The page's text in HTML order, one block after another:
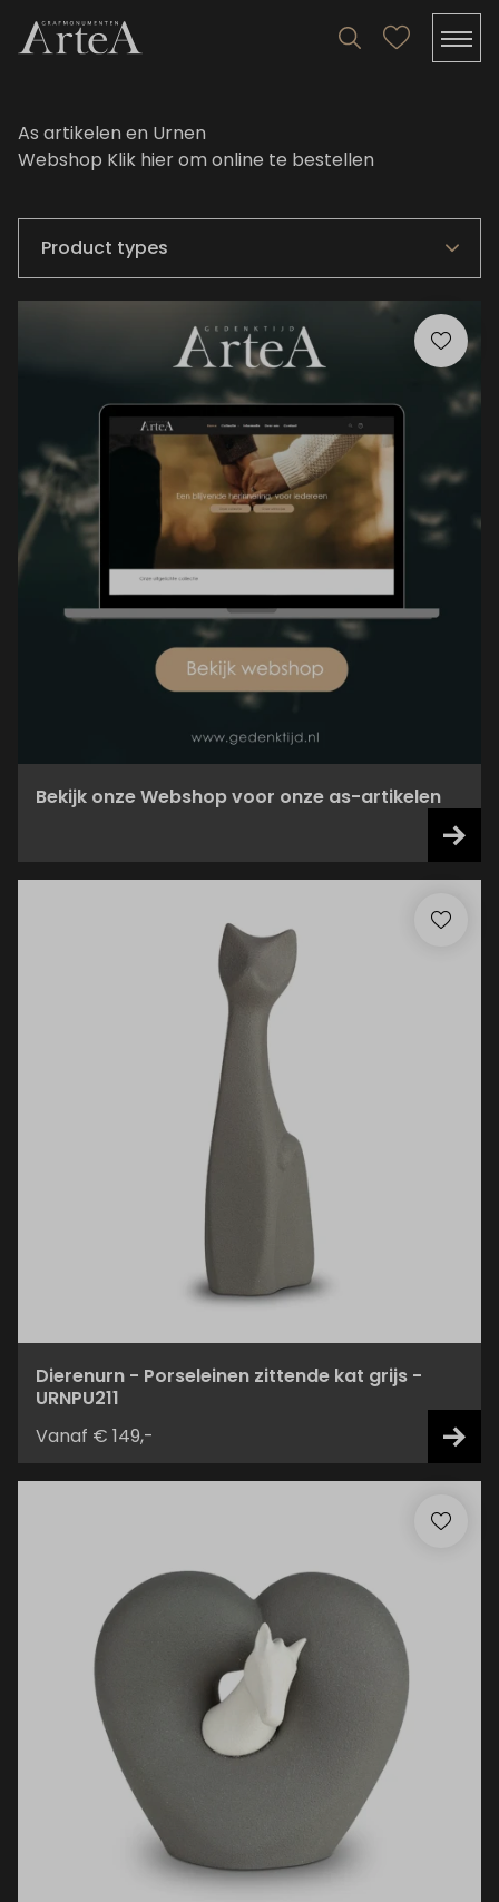
As artikelen en Urnen
Webshop Klik hierom online te bestellen
Bekijk onze Webshop voor onze as-artikelen
Dierenurn - Porseleinen zittende kat grijs -
URNPU211
Vanaf € 149,-